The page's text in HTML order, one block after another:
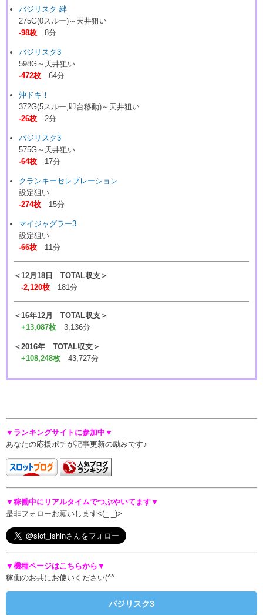
バジリスク 絆
275G(0スルー)～天井狙い
-98枚 8分
バジリスク3
598G～天井狙い
-472枚 64分
沖ドキ！
372G(5スルー,即台移動)～天井狙い
-26枚 2分
バジリスク3
575G～天井狙い
-64枚 17分
クランキーセレブレーション
設定狙い
-274枚 15分
マイジャグラー3
設定狙い
-66枚 11分
＜12月18日 TOTAL収支＞
-2,120枚 181分
＜16年12月 TOTAL収支＞
+13,087枚 3,136分
＜2016年 TOTAL収支＞
+108,248枚 43,727分
▼ランキングサイトに参加中▼
あなたの応援ポチが記事更新の励みです♪
▼稼働中にリアルタイムでつぶやいてます▼
是非フォローお願いします<(_ _)>
▼機種ページはこちらから▼
稼働のお共にお使いください(^^ゞ
バジリスク3